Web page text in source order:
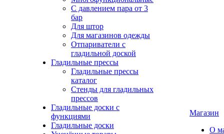
С давлением пара от 3
бар
Для штор
Для магазинов одежды
Отпариватели с
гладильной доской
Гладильные прессы
Гладильные прессы
каталог
Стенды для гладильных
прессов
Гладильные доски с
функциями
Гладильные доски
Магазин
О